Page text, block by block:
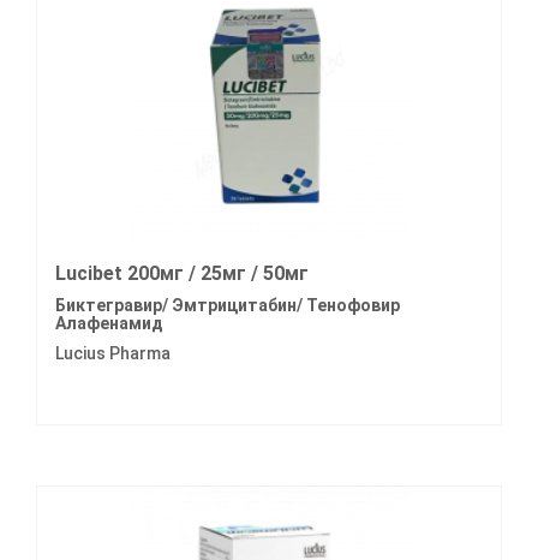
Lucibet 200мг / 25мг / 50мг
Биктегравир/ Эмтрицитабин/ Тенофовир
Алафенамид
Lucius Pharma